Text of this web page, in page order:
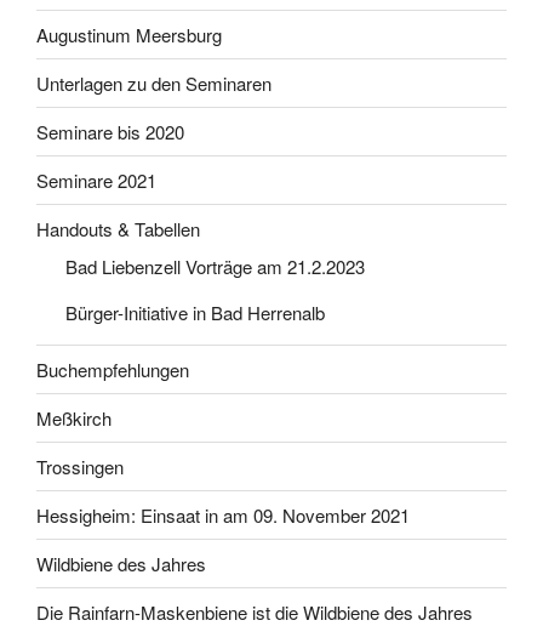
Augustinum Meersburg
Unterlagen zu den Seminaren
Seminare bis 2020
Seminare 2021
Handouts & Tabellen
Bad Liebenzell Vorträge am 21.2.2023
Bürger-Initiative in Bad Herrenalb
Buchempfehlungen
Meßkirch
Trossingen
Hessigheim: Einsaat in am 09. November 2021
Wildbiene des Jahres
Die Rainfarn-Maskenbiene ist die Wildbiene des Jahres